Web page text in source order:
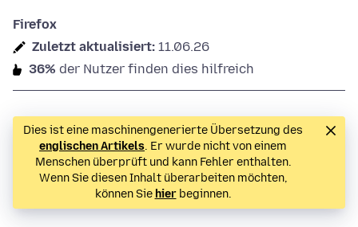
Firefox
Zuletzt aktualisiert: 11.06.26
36% der Nutzer finden dies hilfreich
Dies ist eine maschinengenerierte Übersetzung des
englischen Artikels. Er wurde nicht von einem
Menschen überprüft und kann Fehler enthalten.
Wenn Sie diesen Inhalt überarbeiten möchten,
können Sie hierbeginnen.